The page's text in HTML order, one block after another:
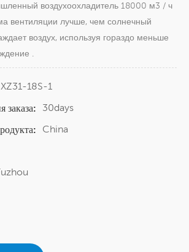
воздухоохладитель 18000 м3 / ч
вентиляции лучше, чем солнечный
воздух, используя гораздо меньше
.
XZ31-18S-1
заказа:
30days
China